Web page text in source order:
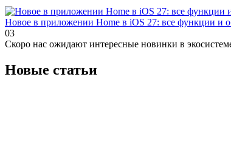
Новое в приложении Home в iOS 27: все функции и
03
Скоро нас ожидают интересные новинки в
Новые статьи